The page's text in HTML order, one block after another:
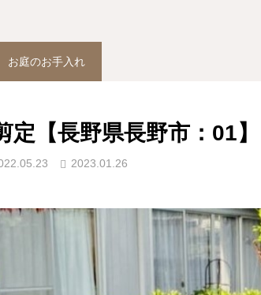
お庭のお手入れ
定【長野県長野市：01】
2023.01.26